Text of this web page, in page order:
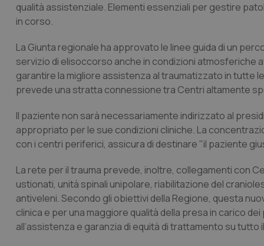
qualità assistenziale. Elementi essenziali per gestire
in corso.
La Giunta regionale ha approvato le linee guida di un
servizio di elisoccorso anche in condizioni atmosferiche
garantire la migliore assistenza al traumatizzato in tutte
prevede una stratta connessione tra Centri altamente
Il paziente non sarà necessariamente indirizzato al
appropriato per le sue condizioni cliniche. La
con i centri periferici, assicura di destinare "il paziente
La rete per il trauma prevede, inoltre, collegamenti con
ustionati, unità spinali unipolare, riabilitazione del
antiveleni. Secondo gli obiettivi della Regione, questa
clinica e per una maggiore qualità della presa in carico
all’assistenza e garanzia di equità di trattamento su